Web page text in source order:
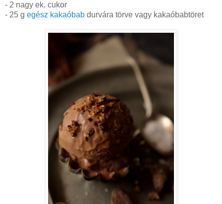
- 2 nagy ek. cukor
- 25 g egész kakaóbab durvára törve vagy kakaóbabtöret